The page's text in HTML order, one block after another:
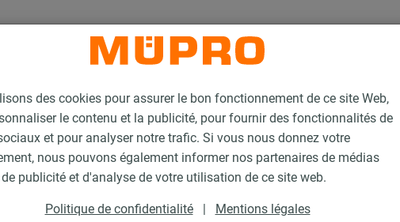
des cookies pour assurer le bon fonctionnement de ce site Web,
le contenu et la publicité, pour fournir des fonctionnalités de
et pour analyser notre trafic. Si vous nous donnez votre
nous pouvons également informer nos partenaires de médias
publicité et d'analyse de votre utilisation de ce site web.
Politique de confidentialité | Mentions légales